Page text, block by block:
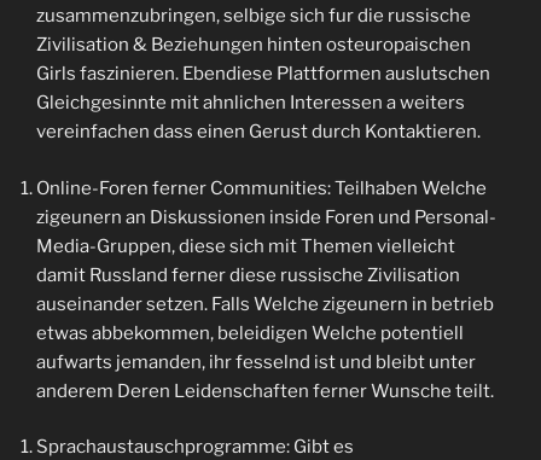
zusammenzubringen, selbige sich fur die russische
Zivilisation & Beziehungen hinten osteuropaischen
Girls faszinieren. Ebendiese Plattformen auslutschen
Gleichgesinnte mit ahnlichen Interessen a weiters
vereinfachen dass einen Gerust durch Kontaktieren.
Online-Foren ferner Communities: Teilhaben Welche
zigeunern an Diskussionen inside Foren und Personal-
Media-Gruppen, diese sich mit Themen vielleicht
damit Russland ferner diese russische Zivilisation
auseinander setzen. Falls Welche zigeunern in betrieb
etwas abbekommen, beleidigen Welche potentiell
aufwarts jemanden, ihr fesselnd ist und bleibt unter
anderem Deren Leidenschaften ferner Wunsche teilt.
Sprachaustauschprogramme: Gibt es